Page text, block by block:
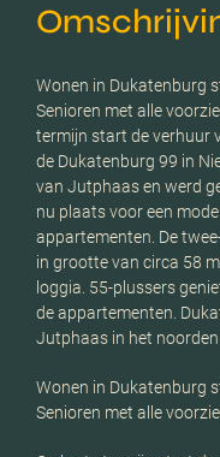
Wonen in Dukatenburg
Senioren met alle
termijn start de verhuur
de Dukatenburg 99 in
van Jutphaas en werd
nu plaats voor een
appartementen. De
in grootte van circa 58
loggia. 55-plussers
de appartementen.
Jutphaas in het
Wonen in Dukatenburg
Senioren met alle